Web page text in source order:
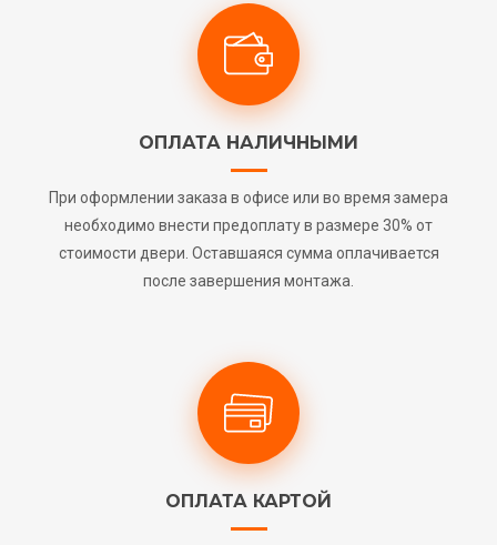
ОПЛАТА НАЛИЧНЫМИ
При оформлении заказа в офисе или во время замера
необходимо внести предоплату в размере 30% от
стоимости двери. Оставшаяся сумма оплачивается
после завершения монтажа.
ОПЛАТА КАРТОЙ